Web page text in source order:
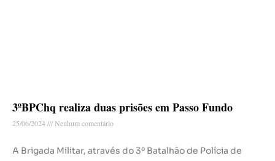
3ºBPChq realiza duas prisões em Passo Fundo
25/06/2024 Nenhum comentário
A Brigada Militar, através do 3º Batalhão de Polícia de